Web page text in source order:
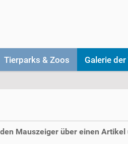
Tierparks & Zoos Galerie der
Mauszeiger über einen